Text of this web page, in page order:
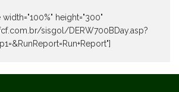
height="300"
sisgol/DERW700BDay.asp?